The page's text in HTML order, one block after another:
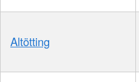
Altötting